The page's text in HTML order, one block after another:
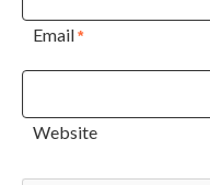
Email*
Website